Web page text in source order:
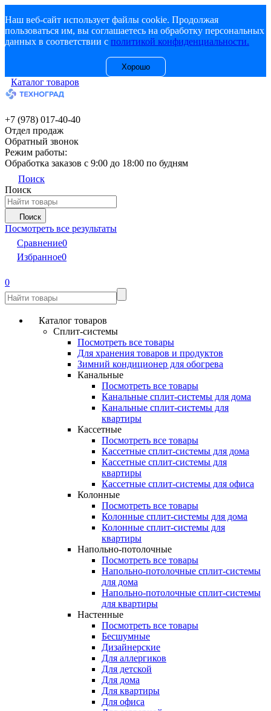
Наш веб-сайт использует файлы cookie. Продолжая
пользоваться им, вы соглашаетесь на обработку персональных
данных в соответствии с политикой конфиденциальности.
Хорошо
Каталог товаров
+7 (978) 017-40-40
Отдел продаж
Обратный звонок
Режим работы:
Обработка заказов с 9:00 до 18:00 по будням
Поиск
Поиск
Поиск
Посмотреть все результаты
Сравнение0
Избранное0
0
Каталог товаров
Сплит-системы
Посмотреть все товары
Для хранения товаров и продуктов
Зимний кондиционер для обогрева
Канальные
Посмотреть все товары
Канальные сплит-системы для дома
Канальные сплит-системы для
квартиры
Кассетные
Посмотреть все товары
Кассетные сплит-системы для дома
Кассетные сплит-системы для
квартиры
Кассетные сплит-системы для офиса
Колонные
Посмотреть все товары
Колонные сплит-системы для дома
Колонные сплит-системы для
квартиры
Напольно-потолочные
Посмотреть все товары
Напольно-потолочные сплит-системы
для дома
Напольно-потолочные сплит-системы
для квартиры
Настенные
Посмотреть все товары
Бесшумные
Дизайнерские
Для аллергиков
Для детской
Для дома
Для квартиры
Для офиса